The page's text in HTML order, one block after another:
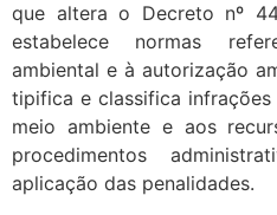
que altera o Decreto nº
estabelece normas
ambiental e à autorização
tipifica e classifica
meio ambiente e aos
procedimentos
aplicação das penalidades.